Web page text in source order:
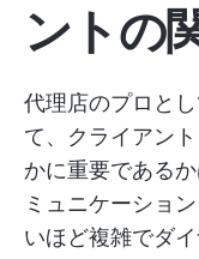
ントの
代理店のプロと
て、クライアン
かに重要である
ミュニケーショ
いほど複雑でダ